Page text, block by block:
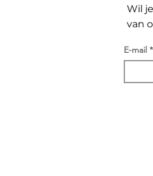
Wil
van
E-mail